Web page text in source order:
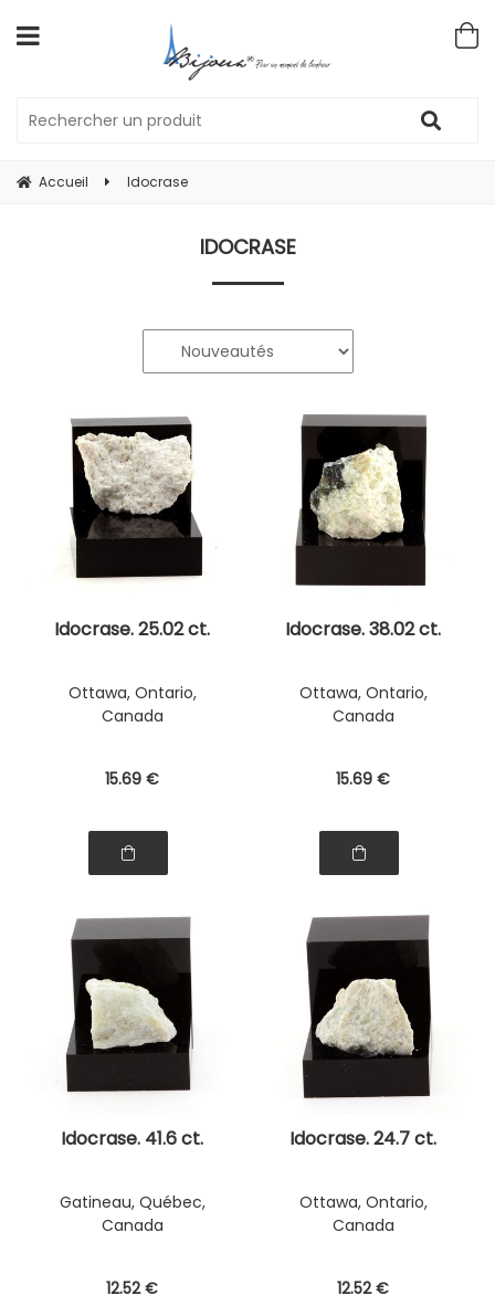
Accueil Idocrase
IDOCRASE
Idocrase. 25.02 ct.
Ottawa, Ontario,
Canada
15.69 €
Idocrase. 38.02 ct.
Ottawa, Ontario,
Canada
15.69 €
Idocrase. 41.6 ct.
Gatineau, Québec,
Canada
12.52 €
Idocrase. 24.7 ct.
Ottawa, Ontario,
Canada
12.52 €